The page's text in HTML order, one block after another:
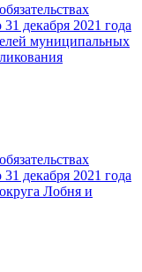
декабря 2021 года
муниципальных
декабря 2021 года
Лобня и